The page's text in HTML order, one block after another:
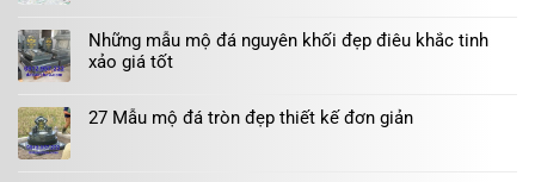
Những mẫu mộ đá nguyên khối đẹp điêu khắc tinh
xảo giá tốt
27 Mẫu mộ đá tròn đẹp thiết kế đơn giản